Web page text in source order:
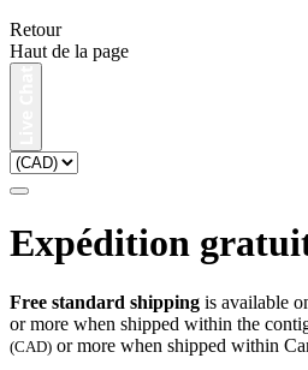
Retour
Haut de la page
Expédition
Free standard shipping is available
or more when shipped within the
(CAD) or more when shipped within